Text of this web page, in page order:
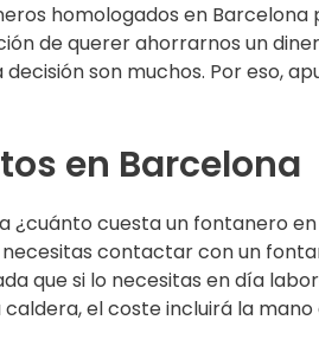
homologados en
de querer ahorrarnos un
son muchos. Por eso,
en Barcelona
¿cuánto cuesta un fontanero
necesitas contactar con un
que si lo necesitas en día
el coste incluirá la